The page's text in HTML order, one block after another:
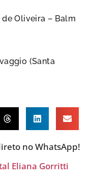
Oliveira – Balm
(Santa
no WhatsApp!
Eliana Gorritti